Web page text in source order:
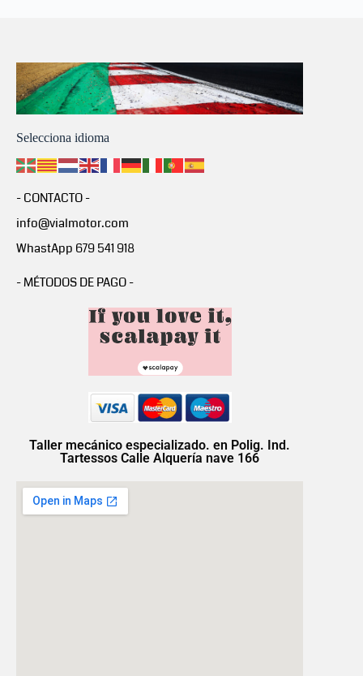
Selecciona idioma
- CONTACTO -
info@vialmotor.com
WhastApp 679 541 918
- MÉTODOS DE PAGO -
Taller mecánico especializado. en Polig. Ind.
Tartessos Calle Alquería nave 166